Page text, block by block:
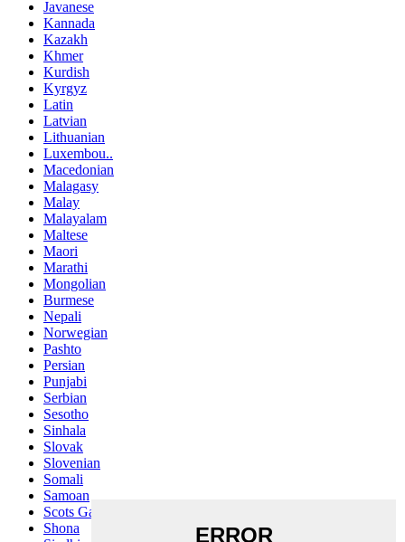
Javanese
Kannada
Kazakh
Khmer
Kurdish
Kyrgyz
Latin
Latvian
Lithuanian
Luxembou..
Macedonian
Malagasy
Malay
Malayalam
Maltese
Maori
Marathi
Mongolian
Burmese
Nepali
Norwegian
Pashto
Persian
Punjabi
Serbian
Sesotho
Sinhala
Slovak
Slovenian
Somali
Samoan
Scots Gaelic
Shona